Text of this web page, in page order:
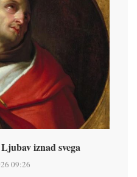
iznad svega
09:26